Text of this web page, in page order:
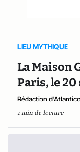
LIEU MYTHIQUE
La Maison
Paris, le
Rédaction d'Atlantico
1 min de lecture